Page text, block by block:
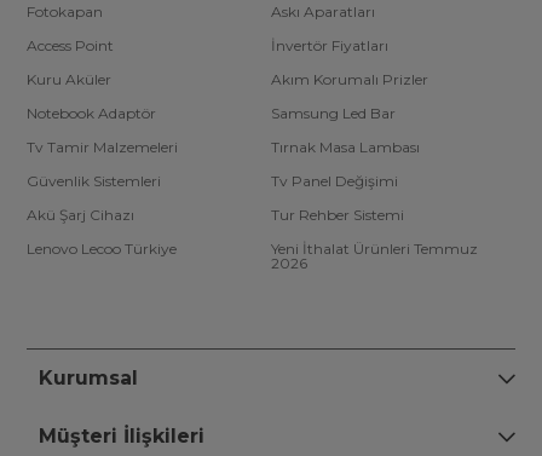
Fotokapan
Askı Aparatları
Access Point
İnvertör Fiyatları
Kuru Aküler
Akım Korumalı Prizler
Notebook Adaptör
Samsung Led Bar
Tv Tamir Malzemeleri
Tırnak Masa Lambası
Güvenlik Sistemleri
Tv Panel Değişimi
Akü Şarj Cihazı
Tur Rehber Sistemi
Lenovo Lecoo Türkiye
Yeni İthalat Ürünleri Temmuz
2026
Kurumsal
Müşteri İlişkileri